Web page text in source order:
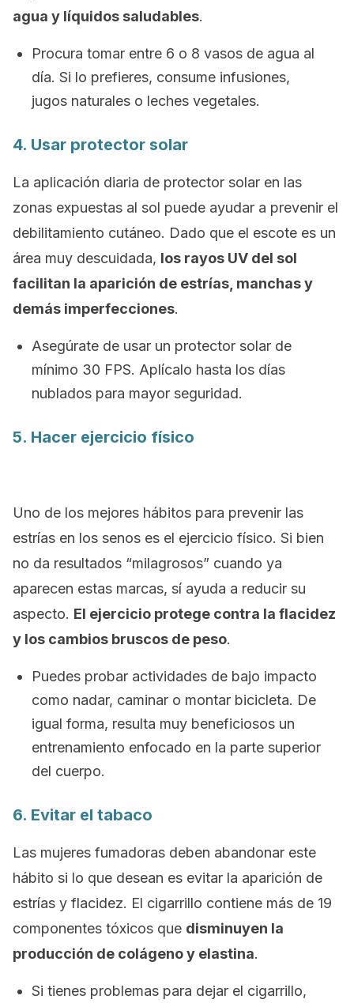
agua y líquidos saludables.
Procura tomar entre 6 o 8 vasos de agua al
día. Si lo prefieres, consume infusiones,
jugos naturales o leches vegetales.
4. Usar protector solar
La aplicación diaria de protector solar en las
zonas expuestas al sol puede ayudar a prevenir el
debilitamiento cutáneo. Dado que el escote es un
área muy descuidada, los rayos UV del sol
facilitan la aparición de estrías, manchas y
demás imperfecciones.
Asegúrate de usar un protector solar de
mínimo 30 FPS. Aplícalo hasta los días
nublados para mayor seguridad.
5. Hacer ejercicio físico
Uno de los mejores hábitos para prevenir las
estrías en los senos es el ejercicio físico. Si bien
no da resultados “milagrosos” cuando ya
aparecen estas marcas, sí ayuda a reducir su
aspecto. El ejercicio protege contra la flacidez
y los cambios bruscos de peso.
Puedes probar actividades de bajo impacto
como nadar, caminar o montar bicicleta. De
igual forma, resulta muy beneficiosos un
entrenamiento enfocado en la parte superior
del cuerpo.
6. Evitar el tabaco
Las mujeres fumadoras deben abandonar este
hábito si lo que desean es evitar la aparición de
estrías y flacidez. El cigarrillo contiene más de 19
componentes tóxicos que disminuyen la
producción de colágeno y elastina.
Si tienes problemas para dejar el cigarrillo,